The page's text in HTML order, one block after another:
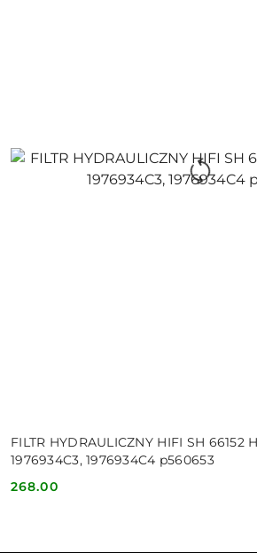
FILTR HYDRAULICZNY HIFI SH 66152
1976934C3, 1976934C4 p560653
Cena:
268.00